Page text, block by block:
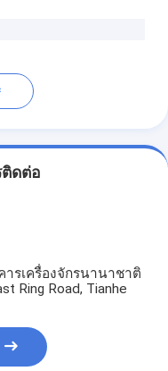
ติดต่อ
ารเครื่องจักรนานาชาติ
Ring Road, Tianhe